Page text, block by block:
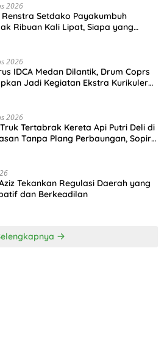
2026
Setdako Payakumbuh
Ribuan Kali Lipat, Siapa yang
2026
IDCA Medan Dilantik, Drum Coprs
Jadi Kegiatan Ekstra Kurikuler
2026
Tertabrak Kereta Api Putri Deli di
Tanpa Plang Perbaungan, Sopir
Tekankan Regulasi Daerah yang
dan Berkeadilan